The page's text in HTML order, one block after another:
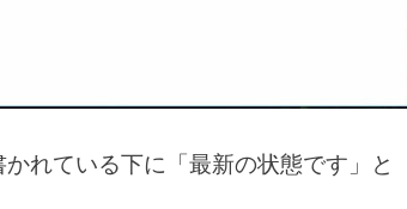
れている下に「最新の状態です」と